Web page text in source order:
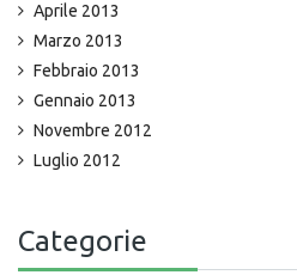
Aprile 2013
Marzo 2013
Febbraio 2013
Gennaio 2013
Novembre 2012
Luglio 2012
Categorie